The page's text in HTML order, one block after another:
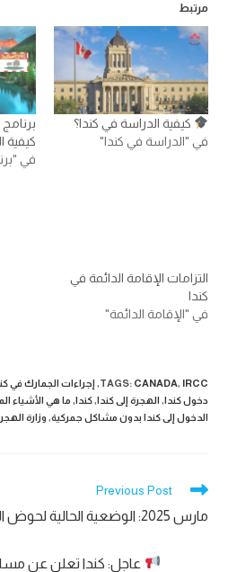
مرتبط
كيفية الدراسة في كندا؟
في "الدراسة في كندا"
كيفية
في
التزامات الإقامة الدائمة في
كندا
في "الإقامة الدائمة"
TAGS: CANADA, IRCC
, إجراءات الجمارك في
دخول كندا, الهجرة إلى كندا, كندا, ما هي الأشياء
الدخول إلى كندا بدون مشاكل جمركية, وزارة
Read
articles
Previous Post
مارس 2025: الوضعية الحالية لحوض الدخول السريع
عاجل: كندا تعلن عن